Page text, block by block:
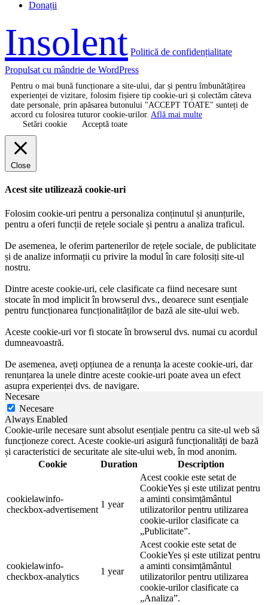
Donații
Insolent Politică de confidențialitate
Propulsat cu mândrie de WordPress
Pentru o mai bună funcționare a site-ului, dar și pentru îmbunătățirea
experienței de vizitare, folosim fișiere tip cookie-uri și colectăm câteva
date personale, prin apăsarea butonului "ACCEPT TOATE" sunteți de
accord cu folosirea tuturor cookie-urilor. Află mai multe
Setări cookie
Acceptă toate
Close
Acest site utilizează cookie-uri
Folosim cookie-uri pentru a personaliza conținutul și anunțurile,
pentru a oferi funcții de rețele sociale și pentru a analiza traficul.
De asemenea, le oferim partenerilor de rețele sociale, de publicitate
și de analize informații cu privire la modul în care folosiți site-ul
nostru.
Dintre aceste cookie-uri, cele clasificate ca fiind necesare sunt
stocate în mod implicit în browserul dvs., deoarece sunt esențiale
pentru funcționarea funcționalităților de bază ale site-ului web.
Aceste cookie-uri vor fi stocate în browserul dvs. numai cu acordul
dumneavoastră.
De asemenea, aveți opțiunea de a renunța la aceste cookie-uri, dar
renunțarea la unele dintre aceste cookie-uri poate avea un efect
asupra experienței dvs. de navigare.
Necesare
Necesare
Always Enabled
Cookie-urile necesare sunt absolut esențiale pentru ca site-ul web să
funcționeze corect. Aceste cookie-uri asigură funcționalități de bază
și caracteristici de securitate ale site-ului web, în mod anonim.
Cookie
Duration Description
cookielawinfo-
checkbox-advertisement
1 year
Acest cookie este setat de
CookieYes și este utilizat pentru
a aminti consimțământul
utilizatorilor pentru utilizarea
cookie-urilor clasificate ca
„Publicitate”.
cookielawinfo-
checkbox-analytics
1 year
Acest cookie este setat de
CookieYes și este utilizat pentru
a aminti consimțământul
utilizatorilor pentru utilizarea
cookie-urilor clasificate ca
„Analiza”.